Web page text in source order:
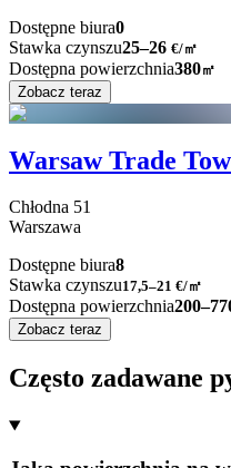
Dostępne biura0
Stawka czynszu25–26 €/㎡
Dostępna powierzchnia380㎡
Zobacz teraz
Warsaw Trade
Chłodna 51
Warszawa
Dostępne biura8
Stawka czynszu17,5–21 €/㎡
Dostępna powierzchnia
Zobacz teraz
Często zadawane